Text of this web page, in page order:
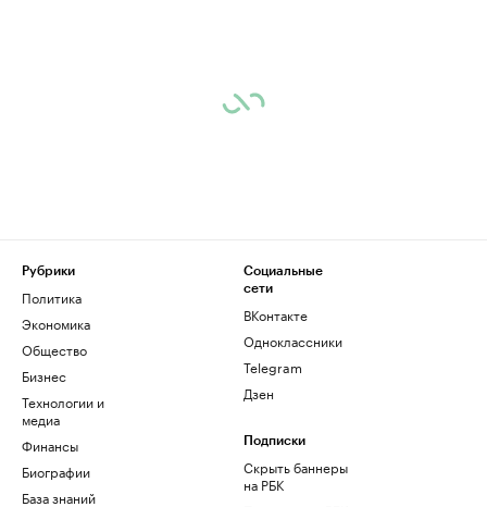
Рубрики
Политика
Экономика
Общество
Бизнес
Технологии и
медиа
Финансы
Биографии
База знаний
Социальные
сети
ВКонтакте
Одноклассники
Telegram
Дзен
Подписки
Скрыть баннеры
на РБК